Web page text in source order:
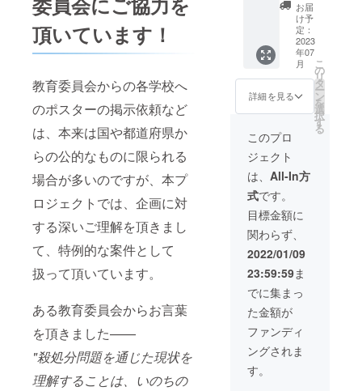
頂いています！
教育委員会からの各学校へ
のポスターの掲示依頼など
は、本来は国や都道府県か
らの公的なものに限られる
場合が多いのですが、本プ
ロジェクトでは、企画に対
する深いご理解を頂きまし
て、特例的な案件として
扱って頂いています。
ある教育委員会からお言葉
を頂きました——
"殺処分問題を通じた現状を
理解することは、いのちの
の全て
をポス
ターの
製作と
掲示に
当てさ
せてい
ただき
ます！
(粗品の
受け取
り無し)
・サン
クス
メール
お届
け予
定：
2023
年07
月
詳細を見る
こ
の
リ
タ
ー
ン
を
選
択
す
る
このプロ
ジェクト
は、 All-In方
式です。
目標金額に
関わらず、
2022/01/09
23:59:59ま
でに集まっ
た金額が
ファンディ
ングされま
す。